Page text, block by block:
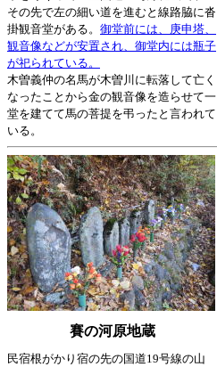
その先で左の細い道を進むと線路脇に沓
掛観音堂がある。 御堂前には、庚申塔、
観音像などが安置され、御堂内には瓶子
が祀られている。
木曽義仲の名馬が木曽川に転落して亡く
なったことから金の観音像を造らせて一
堂を建てて馬の菩提を弔ったと言われて
いる。
賽の河原地蔵
民宿根がかり宿の先の国道19号線の山